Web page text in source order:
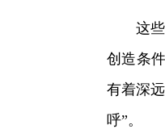
这
创造条
有着深
呼”。